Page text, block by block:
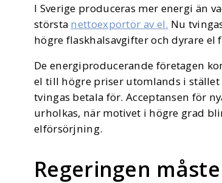
I Sverige produceras mer energi än
största nettoexportör av el. Nu
högre flaskhalsavgifter och dyrare
De energiproducerande företagen
el till högre priser utomlands i stället
tvingas betala för. Acceptansen för
urholkas, när motivet i högre grad
elförsörjning.
Regeringen